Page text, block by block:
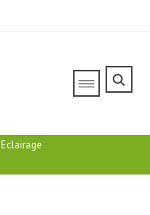
Eclairage